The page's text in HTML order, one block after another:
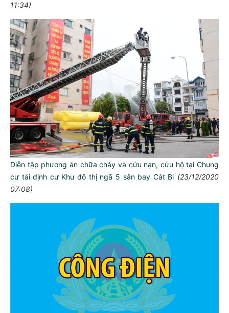
11:34)
Diễn tập phương án chữa cháy và cứu nạn, cứu hộ tại Chung
cư tái định cư Khu đô thị ngã 5 sân bay Cát Bi (23/12/2020
07:08)